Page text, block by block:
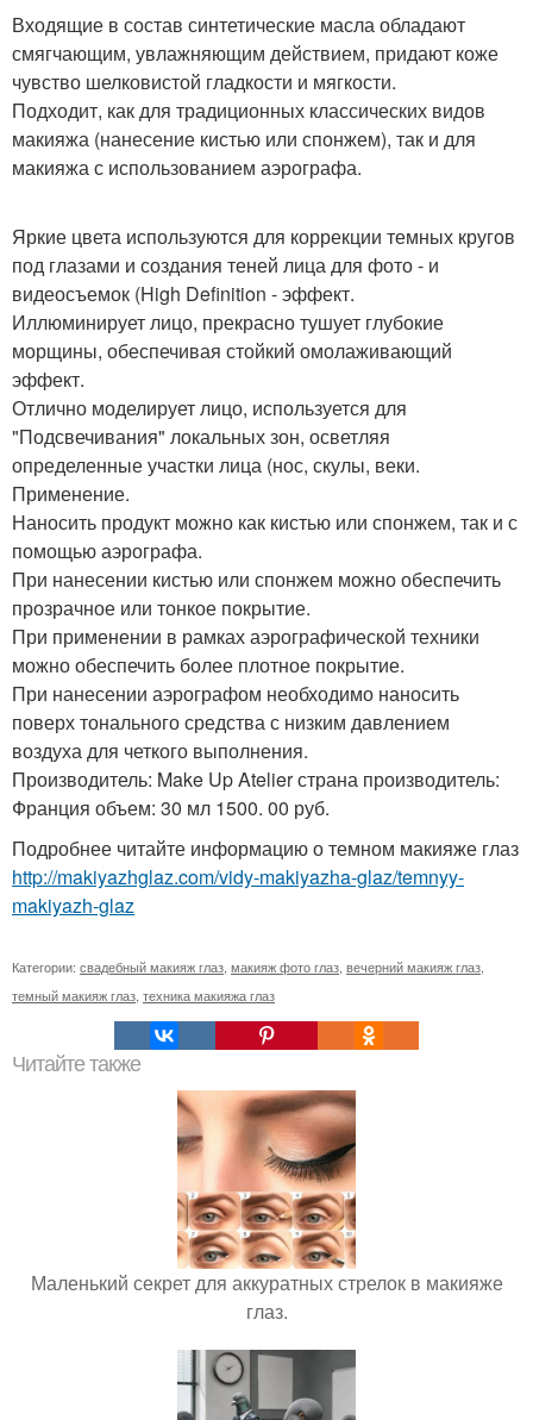
Входящие в состав синтетические масла обладают
смягчающим, увлажняющим действием, придают коже
чувство шелковистой гладкости и мягкости.
Подходит, как для традиционных классических видов
макияжа (нанесение кистью или спонжем), так и для
макияжа с использованием аэрографа.
Яркие цвета используются для коррекции темных кругов
под глазами и создания теней лица для фото - и
видеосъемок (High Definition - эффект.
Иллюминирует лицо, прекрасно тушует глубокие
морщины, обеспечивая стойкий омолаживающий
эффект.
Отлично моделирует лицо, используется для
"Подсвечивания" локальных зон, осветляя
определенные участки лица (нос, скулы, веки.
Применение.
Наносить продукт можно как кистью или спонжем, так и с
помощью аэрографа.
При нанесении кистью или спонжем можно обеспечить
прозрачное или тонкое покрытие.
При применении в рамках аэрографической техники
можно обеспечить более плотное покрытие.
При нанесении аэрографом необходимо наносить
поверх тонального средства с низким давлением
воздуха для четкого выполнения.
Производитель: Make Up Atelier страна производитель:
Франция объем: 30 мл 1500. 00 руб.
Подробнее читайте информацию о темном макияже глаз
http://makiyazhglaz.com/vidy-makiyazha-glaz/temnyy-
makiyazh-glaz
Категории: свадебный макияж глаз макияж фото глаз вечерний макияж глаз
темный макияж глаз техника макияжа глаз
Читайте также
Маленький секрет для аккуратных стрелок в макияже
глаз.